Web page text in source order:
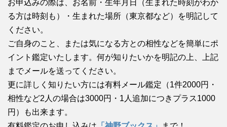
お申込みの際は、お名前・生年月日（生まれた時刻がわか
る方は時刻も）・生まれた場所（東京都など）を明記して
ください。
ご自身のこと、または気になる方との相性などを簡単にポ
イント鑑定いたします。何が知りたいかを明記の上、上記
までメールを送ってください。
更に詳しく知りたい方には有料メール鑑定（1件2000円・
相性など2人の場合は3000円・1人追加につきプラス1000
円）も出来ます。